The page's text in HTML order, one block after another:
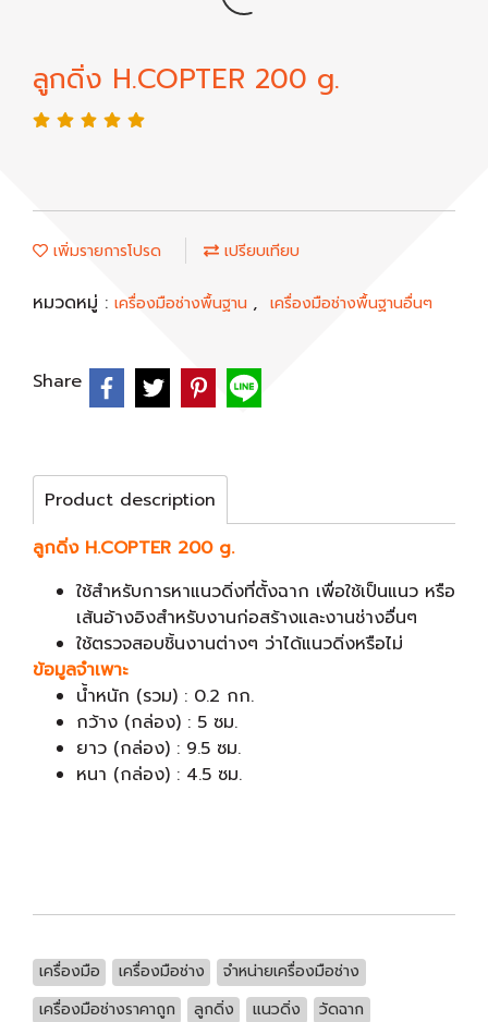
ลูกดิ่ง H.COPTER 200 g.
เพิ่มรายการโปรด เปรียบเทียบ
หมวดหมู่ : เครื่องมือช่างพื้นฐาน , เครื่องมือช่างพื้นฐานอื่นๆ
Share
Product description
ลูกดิ่ง H.COPTER 200 g.
ใช้สำหรับการหาแนวดิ่งที่ตั้งฉาก เพื่อใช้เป็นแนว หรือ
เส้นอ้างอิงสำหรับงานก่อสร้างและงานช่างอื่นๆ
ใช้ตรวจสอบชิ้นงานต่างๆ ว่าได้แนวดิ่งหรือไม่
ข้อมูลจำเพาะ
น้ำหนัก (รวม) : 0.2 กก.
กว้าง (กล่อง) : 5 ซม.
ยาว (กล่อง) : 9.5 ซม.
หนา (กล่อง) : 4.5 ซม.
เครื่องมือ เครื่องมือช่าง
จำหน่ายเครื่องมือช่าง
เครื่องมือช่างราคาถูก
ลูกดิ่ง แนวดิ่ง
วัดฉาก